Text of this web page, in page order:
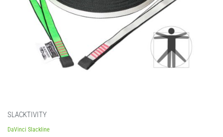
SLACKTIVITY
DaVinci Slackline